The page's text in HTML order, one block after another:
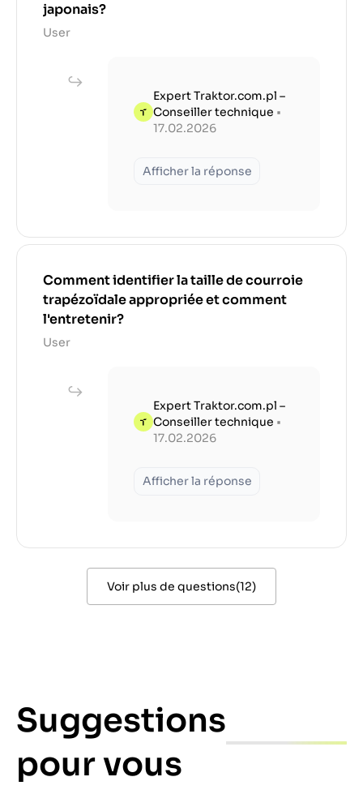
japonais?
User
Expert Traktor.com.pl –
Conseiller technique •
17.02.2026
Afficher la réponse
Comment identifier la taille de courroie
trapézoïdale appropriée et comment
l'entretenir?
User
Expert Traktor.com.pl –
Conseiller technique •
17.02.2026
Afficher la réponse
Voir plus de questions(12)
Suggestions
pour vous